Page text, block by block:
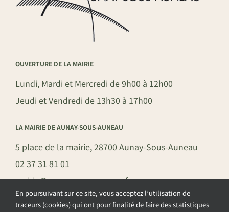
OUVERTURE DE LA MAIRIE
Lundi, Mardi et Mercredi de 9h00 à 12h00
Jeudi et Vendredi de 13h30 à 17h00
LA MAIRIE DE AUNAY-SOUS-AUNEAU
5 place de la mairie, 28700 Aunay-Sous-Auneau
02 37 31 81 01
mairie@aunay-sous-auneau.fr
En poursuivant sur ce site, vous acceptez l’utilisation de
traceurs (cookies) qui ont pour finalité de faire des statistiques